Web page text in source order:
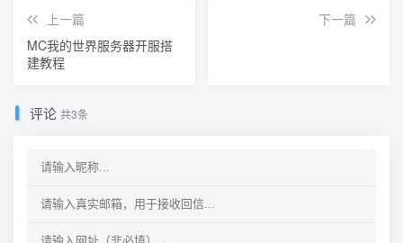
上一篇
MC我的世界服务器开服搭
建教程
下一篇
评论 共3条